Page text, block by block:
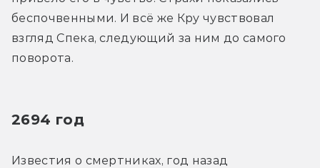
беспочвенными. И всё же Кру чувствовал
взгляд Спека, следующий за ним до самого
поворота.
2694 год
Известия о смертниках, год назад